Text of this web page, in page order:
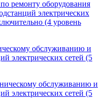
ремонту оборудования
электрических
(4 уровень
обслуживанию и
электрических сетей (5
обслуживанию и
электрических сетей (5